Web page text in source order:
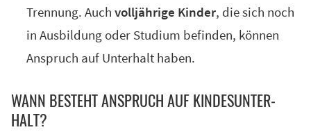
Trennung. Auch volljährige Kinder, die sich noch
in Ausbildung oder Studium befinden, können
Anspruch auf Unterhalt haben.
WANN BE­STEHT AN­SPRUCH AUF KIN­DES­UN­TER­
HALT?